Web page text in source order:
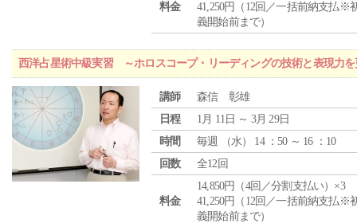
料金
41,250円（12回／一括前納支払※
義開始前まで）
西洋占星術中級実習 ～ホロスコープ・リーディングの技術と表現力
講師
森信 彰雄
日程
1月 11日 ～ 3月 29日
時間
毎週 （水） 14 ：50 ～ 16 ：10
回数
全12回
料金
14,850円（4回／分割支払い）×3
41,250円（12回／一括前納支払※
義開始前まで）